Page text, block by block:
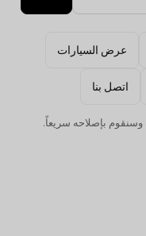
عرض السيارات
اتصل بنا
بإصلاحه سريعاً.